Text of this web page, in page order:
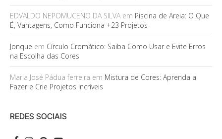
EDVALDO NEPOMUCENO DA SILVAem Piscina de Areia: O Que
É, Vantagens, Como Funciona +23 Projetos
Jonque em Círculo Cromático: Saiba Como Usar e Evite Erros
na Escolha das Cores
Maria José Pádua ferreira em Mistura de Cores: Aprenda a
Fazer e Crie Projetos Incríveis
REDES SOCIAIS